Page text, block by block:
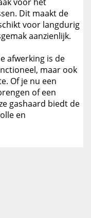
Dit maakt de
voor langdurig
aanzienlijk.
afwerking is de
maar ook
Of je nu een
of een
gashaard biedt de
en